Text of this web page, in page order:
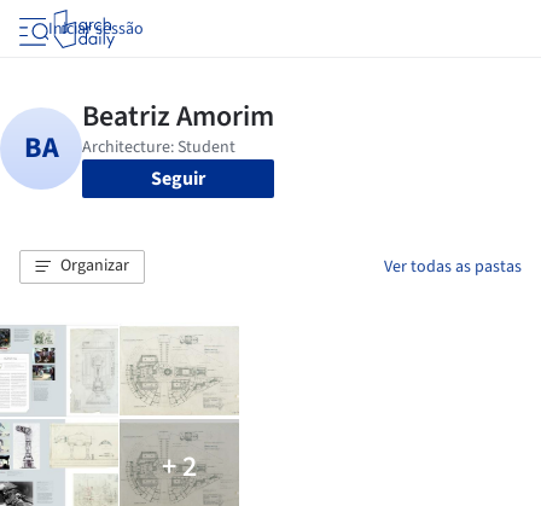
Iniciar sessão
Seguir
Organizar Ver todas as pastas
+ 2